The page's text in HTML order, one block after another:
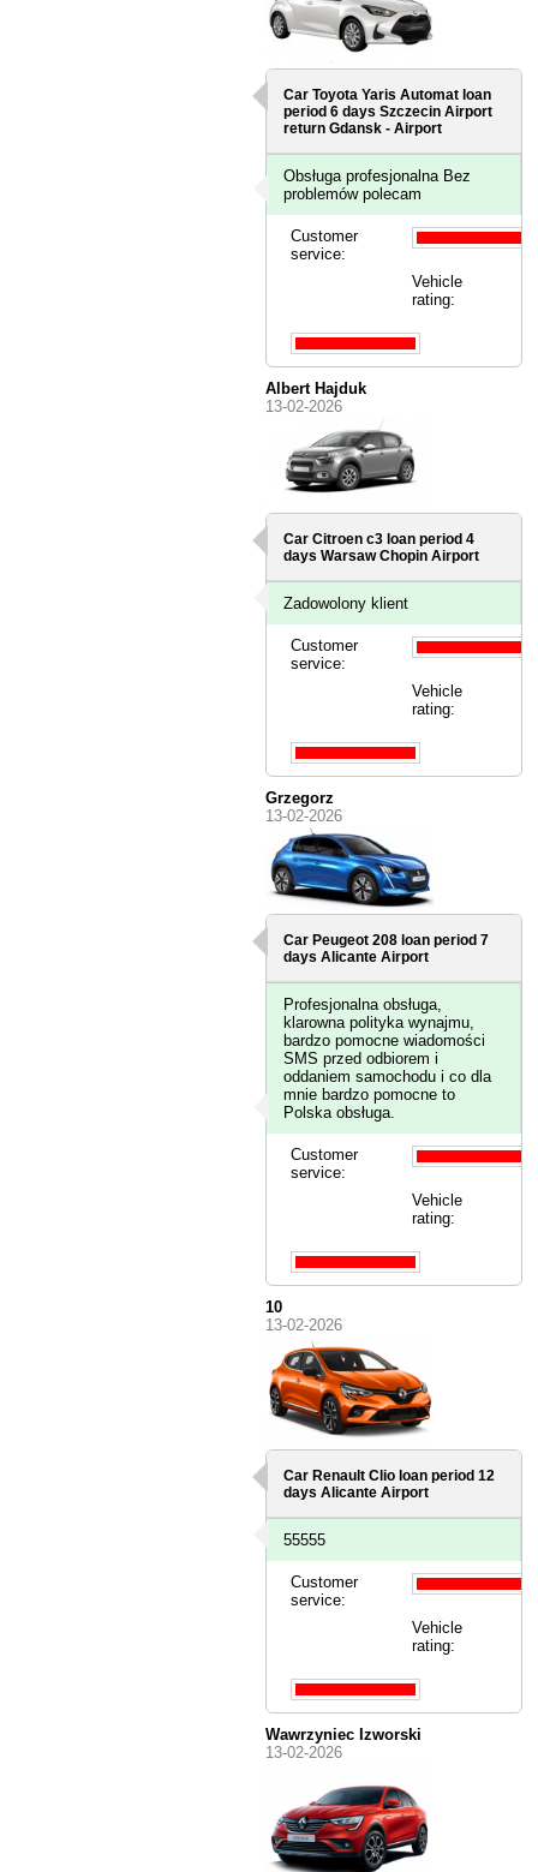
Car Toyota Yaris Automat loan
period 6 daysSzczecin Airport
return Gdansk - Airport
Obsługa profesjonalna Bez
problemów polecam
Customer
service:
Vehicle
rating:
Albert Hajduk
13-02-2026
Car Citroen c3 loan period 4
daysWarsaw Chopin Airport
Zadowolony klient
Customer
service:
Vehicle
rating:
Grzegorz
13-02-2026
Car Peugeot 208 loan period 7
daysAlicante Airport
Profesjonalna obsługa,
klarowna polityka wynajmu,
bardzo pomocne wiadomości
SMS przed odbiorem i
oddaniem samochodu i co dla
mnie bardzo pomocne to
Polska obsługa.
Customer
service:
Vehicle
rating:
10
13-02-2026
Car Renault Clio loan period 12
daysAlicante Airport
55555
Customer
service:
Vehicle
rating:
Wawrzyniec Izworski
13-02-2026